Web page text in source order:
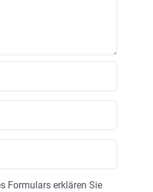
Formulars erklären Sie